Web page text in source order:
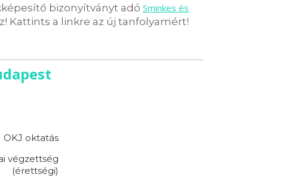
bizonyítványt adó Sminkes és
Kattints a linkre az új tanfolyamért!
OKJ oktatás
végzettség
(érettségi)